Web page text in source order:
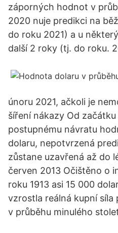
záporných hodnot v
2020 nuje predikci na
do roku 2021) a u
další 2 roky (tj. do roku.
únoru 2021, ačkoli je
šíření nákazy Od
postupnému návratu
dolaru, nepotvrzená
zůstane uzavřená až do
červen 2013 Očištěno o
roku 1913 asi 15 000
vzrostla reálná kupní síla
v průběhu minulého